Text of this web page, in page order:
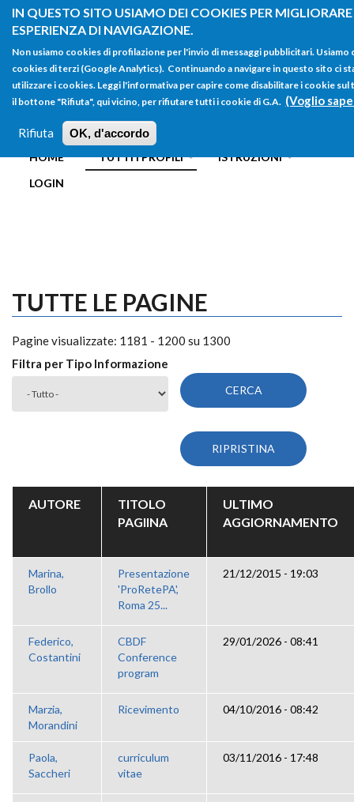
IN QUESTO SITO USIAMO DEI COOKIES PER
ESPERIENZA DI NAVIGAZIONE.
Non usiamo cookies di profilazione per l'invio di messaggi pubblicitari. Usiamo
cookies di terzi (Google Analytics). Continuando a navigare in questo sito ci
utilizzare i cookies. Leggi l'informativa per capire come disabilitare i cookie
il bottone "Rifiuta", qui vicino, per rifiutare tutti i cookie di G.A. (Voglio
Rifiuta OK, d'accordo
Salta al contenuto principale
FORM
DI
RICERCA
Main menu
HOME TUTTI I PROFILI
ISTRUZIONI
LOGIN
TUTTE LE PAGINE
Pagine visualizzate: 1181 - 1200 su 1300
Filtra per Tipo Informazione
AUTORE
TITOLO
PAGIINA
ULTIMO
AGGIORNAMENTO
Marina,
Brollo
Presentazione
'ProRetePA',
Roma 25...
21/12/2015 - 19:03
Federico,
Costantini
CBDF
Conference
program
29/01/2026 - 08:41
Marzia,
Morandini
Ricevimento 04/10/2016 - 08:42
Paola,
Saccheri
curriculum
vitae
03/11/2016 - 17:48